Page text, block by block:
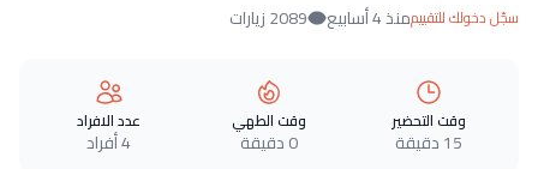
سجّل دخولك للتقييممنذ 4 أسابيع 2089 زيارات
وقت التحضير
15 دقيقة
وقت الطهي
0 دقيقة
عدد الافراد
4 أفراد